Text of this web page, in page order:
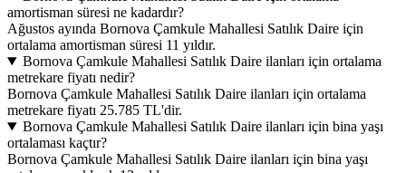
amortisman süresi ne kadardır?
Ağustos ayında Bornova Çamkule Mahallesi Satılık Daire için
ortalama amortisman süresi 11 yıldır.
Bornova Çamkule Mahallesi Satılık Daire ilanları için ortalama
metrekare fiyatı nedir?
Bornova Çamkule Mahallesi Satılık Daire ilanları için ortalama
metrekare fiyatı 25.785 TL'dir.
Bornova Çamkule Mahallesi Satılık Daire ilanları için bina yaşı
ortalaması kaçtır?
Bornova Çamkule Mahallesi Satılık Daire ilanları için bina yaşı